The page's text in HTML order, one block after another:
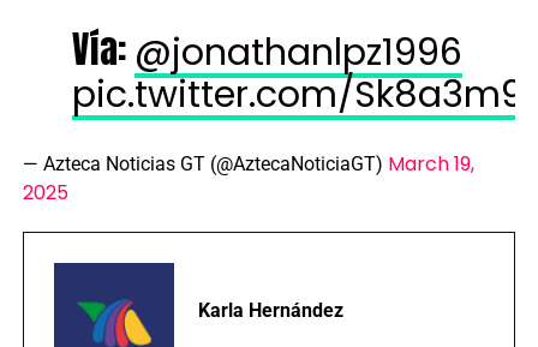
Vía: @jonathanlpz1996
pic.twitter.com/
— Azteca Noticias GT (@AztecaNoticiaGT) March 19,
2025
Karla Hernández